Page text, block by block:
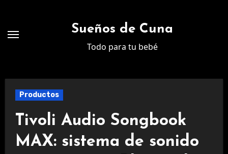
contenido
Sueños de Cuna
Todo para tu bebé
Productos
Tivoli Audio Songbook
MAX: sistema de sonido